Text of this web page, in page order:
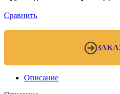
Сравнить
Описание